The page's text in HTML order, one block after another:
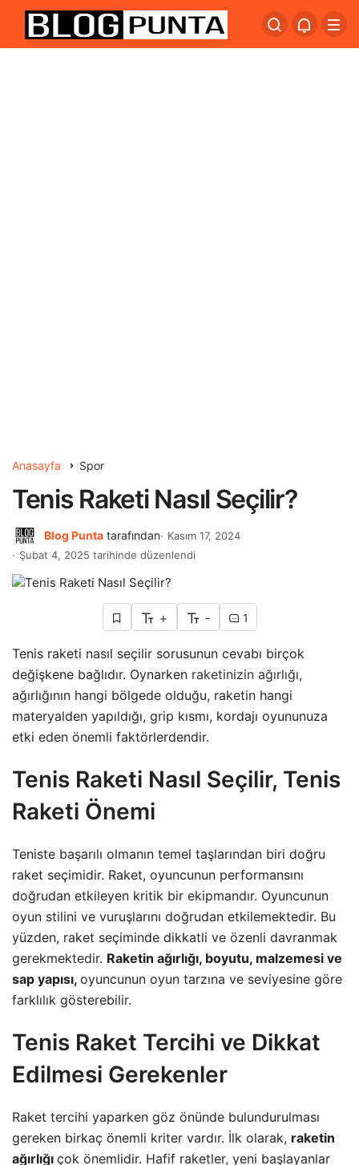
Anasayfa Spor
Tenis Raketi Nasıl Seçilir?
Blog Punta tarafından
Kasım 17, 2024
Şubat 4, 2025 tarihinde düzenlendi
+ - 1
Tenis raketi nasıl seçilir sorusunun cevabı birçok
değişkene bağlıdır. Oynarken raketinizin ağırlığı,
ağırlığının hangi bölgede olduğu, raketin hangi
materyalden yapıldığı, grip kısmı, kordajı oyununuza
etki eden önemli faktörlerdendir.
Tenis Raketi Nasıl Seçilir, Tenis
Raketi Önemi
Teniste başarılı olmanın temel taşlarından biri doğru
raket seçimidir. Raket, oyuncunun performansını
doğrudan etkileyen kritik bir ekipmandır. Oyuncunun
oyun stilini ve vuruşlarını doğrudan etkilemektedir. Bu
yüzden, raket seçiminde dikkatli ve özenli davranmak
gerekmektedir. Raketin ağırlığı, boyutu, malzemesi ve
sap yapısı, oyuncunun oyun tarzına ve seviyesine göre
farklılık gösterebilir.
Tenis Raket Tercihi ve Dikkat
Edilmesi Gerekenler
Raket tercihi yaparken göz önünde bulundurulması
gereken birkaç önemli kriter vardır. İlk olarak, raketin
ağırlığı çok önemlidir. Hafif raketler, yeni başlayanlar